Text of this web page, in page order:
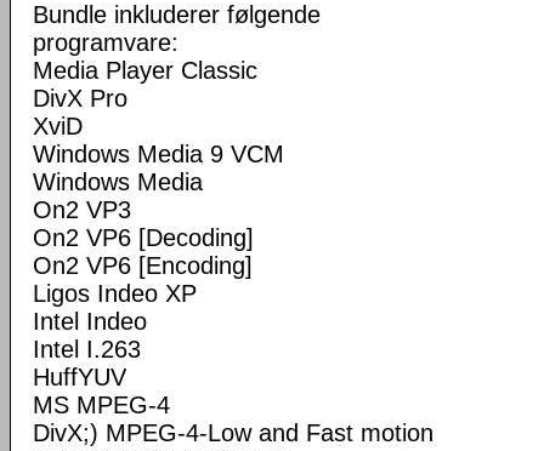
Bundle inkluderer følgende
programvare:
Media Player Classic
DivX Pro
XviD
Windows Media 9 VCM
Windows Media
On2 VP3
On2 VP6 [Decoding]
On2 VP6 [Encoding]
Ligos Indeo XP
Intel Indeo
Intel I.263
HuffYUV
MS MPEG-4
DivX;) MPEG-4-Low and Fast motion